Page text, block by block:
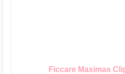
Ficcare Maximas